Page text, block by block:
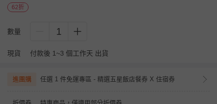
62折
數量 1
現貨 付款後 1~3 個工作天 出貨
進團購 任選 1 件免運專區 - 精選五星飯店餐券 X 住宿券